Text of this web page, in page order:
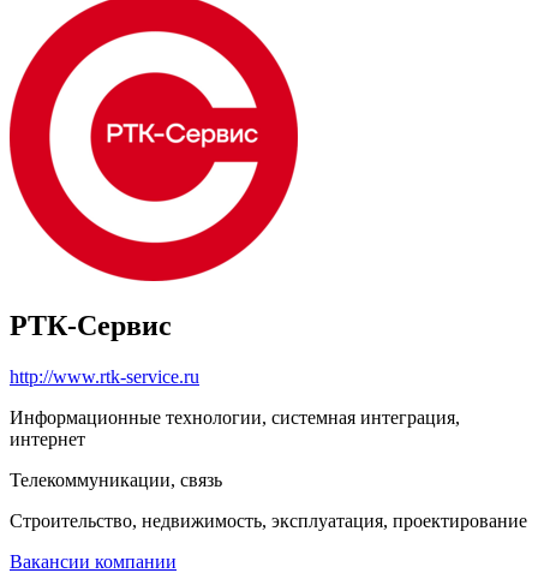
РТК-Сервис
http://www.rtk-service.ru
Информационные технологии, системная интеграция,
интернет
Телекоммуникации, связь
Строительство, недвижимость, эксплуатация, проектирование
Вакансии компании